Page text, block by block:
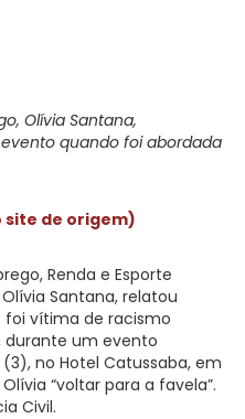
Olívia Santana,
quando foi abordada
site de origem)
Renda e Esporte
Santana, relatou
foi vítima de racismo
durante um evento
no Hotel Catussaba, em
“voltar para a favela”.
Civil.